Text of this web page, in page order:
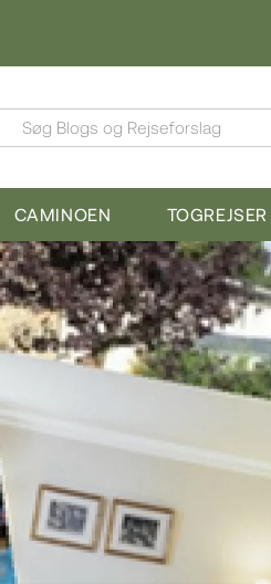
Søg Blogs og Rejseforslag
CAMINOEN TOGREJSER